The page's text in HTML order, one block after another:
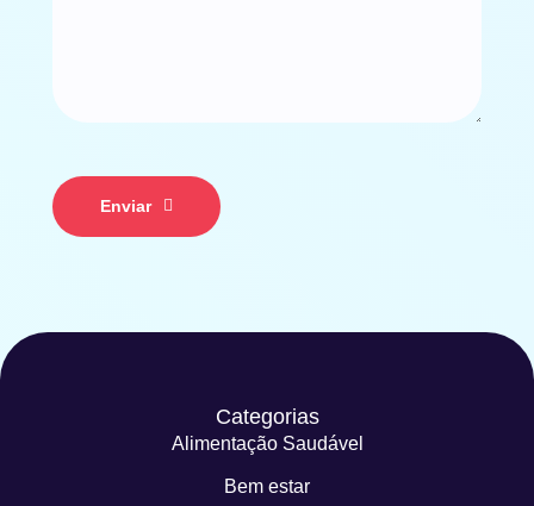
Enviar
Categorias
Alimentação Saudável
Bem estar